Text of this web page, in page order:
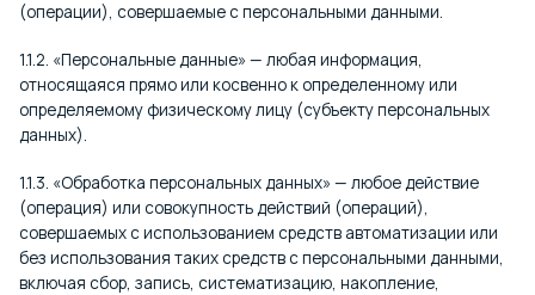
(операции), совершаемые с персональными данными.
1.1.2. «Персональные данные» — любая информация,
относящаяся прямо или косвенно к определенному или
определяемому физическому лицу (субъекту персональных
данных).
1.1.3. «Обработка персональных данных» — любое действие
(операция) или совокупность действий (операций),
совершаемых с использованием средств автоматизации или
без использования таких средств с персональными данными,
включая сбор, запись, систематизацию, накопление,